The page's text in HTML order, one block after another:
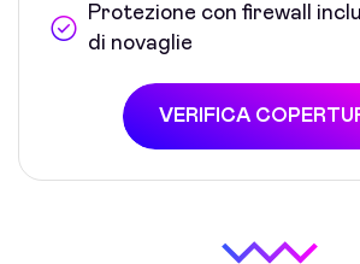
Protezione con firewall
di novaglie
VERIFICA